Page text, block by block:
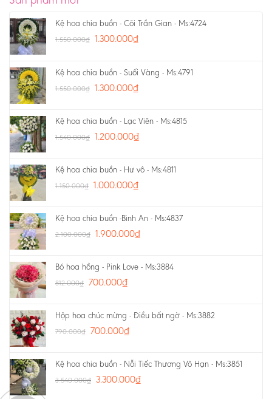
Kệ hoa chia buồn - Cõi Trần Gian - Ms:4724
1.550.000₫ 1.300.000₫
Kệ hoa chia buồn - Suối Vàng - Ms:4791
1.550.000₫ 1.300.000₫
Kệ hoa chia buồn - Lạc Viên - Ms:4815
1.540.000₫ 1.200.000₫
Kệ hoa chia buồn - Hư vô - Ms:4811
1.150.000₫ 1.000.000₫
Kệ hoa chia buồn -Bình An - Ms:4837
2.100.000₫ 1.900.000₫
Bó hoa hồng - Pink Love - Ms:3884
812.000₫ 700.000₫
Hộp hoa chúc mừng - Điều bất ngờ - Ms:3882
790.000₫ 700.000₫
Kệ hoa chia buồn - Nỗi Tiếc Thương Vô Hạn - Ms:3851
3.540.000₫ 3.300.000₫